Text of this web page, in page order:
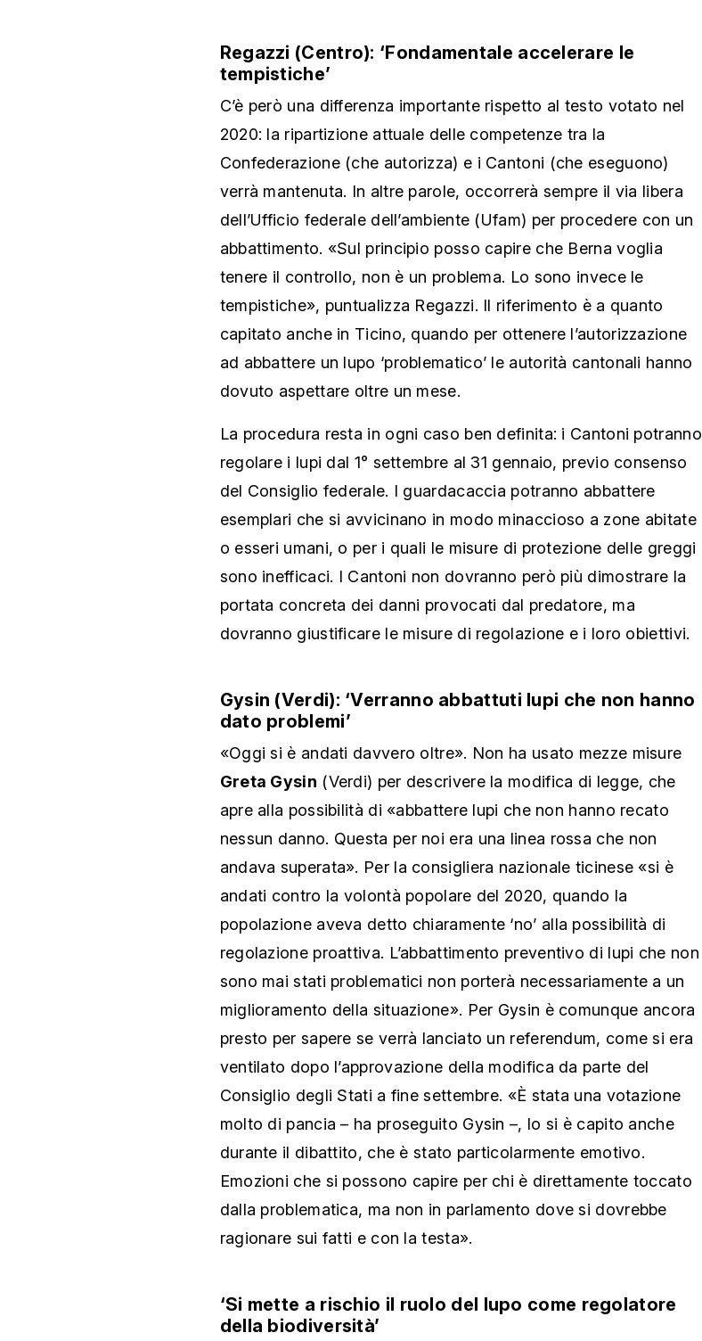
Regazzi (Centro): ‘Fondamentale accelerare le
tempistiche’
C’è però una differenza importante rispetto al testo votato nel
2020: la ripartizione attuale delle competenze tra la
Confederazione (che autorizza) e i Cantoni (che eseguono)
verrà mantenuta. In altre parole, occorrerà sempre il via libera
dell’Ufficio federale dell’ambiente (Ufam) per procedere con un
abbattimento. «Sul principio posso capire che Berna voglia
tenere il controllo, non è un problema. Lo sono invece le
tempistiche», puntualizza Regazzi. Il riferimento è a quanto
capitato anche in Ticino, quando per ottenere l’autorizzazione
ad abbattere un lupo ‘problematico’ le autorità cantonali hanno
dovuto aspettare oltre un mese.
La procedura resta in ogni caso ben definita: i Cantoni potranno
regolare i lupi dal 1° settembre al 31 gennaio, previo consenso
del Consiglio federale. I guardacaccia potranno abbattere
esemplari che si avvicinano in modo minaccioso a zone abitate
o esseri umani, o per i quali le misure di protezione delle greggi
sono inefficaci. I Cantoni non dovranno però più dimostrare la
portata concreta dei danni provocati dal predatore, ma
dovranno giustificare le misure di regolazione e i loro obiettivi.
Gysin (Verdi): ‘Verranno abbattuti lupi che non hanno
dato problemi’
«Oggi si è andati davvero oltre». Non ha usato mezze misure
Greta Gysin (Verdi) per descrivere la modifica di legge, che
apre alla possibilità di «abbattere lupi che non hanno recato
nessun danno. Questa per noi era una linea rossa che non
andava superata». Per la consigliera nazionale ticinese «si è
andati contro la volontà popolare del 2020, quando la
popolazione aveva detto chiaramente ‘no’ alla possibilità di
regolazione proattiva. L’abbattimento preventivo di lupi che non
sono mai stati problematici non porterà necessariamente a un
miglioramento della situazione». Per Gysin è comunque ancora
presto per sapere se verrà lanciato un referendum, come si era
ventilato dopo l’approvazione della modifica da parte del
Consiglio degli Stati a fine settembre. «È stata una votazione
molto di pancia – ha proseguito Gysin –, lo si è capito anche
durante il dibattito, che è stato particolarmente emotivo.
Emozioni che si possono capire per chi è direttamente toccato
dalla problematica, ma non in parlamento dove si dovrebbe
ragionare sui fatti e con la testa».
‘Si mette a rischio il ruolo del lupo come regolatore
della biodiversità’